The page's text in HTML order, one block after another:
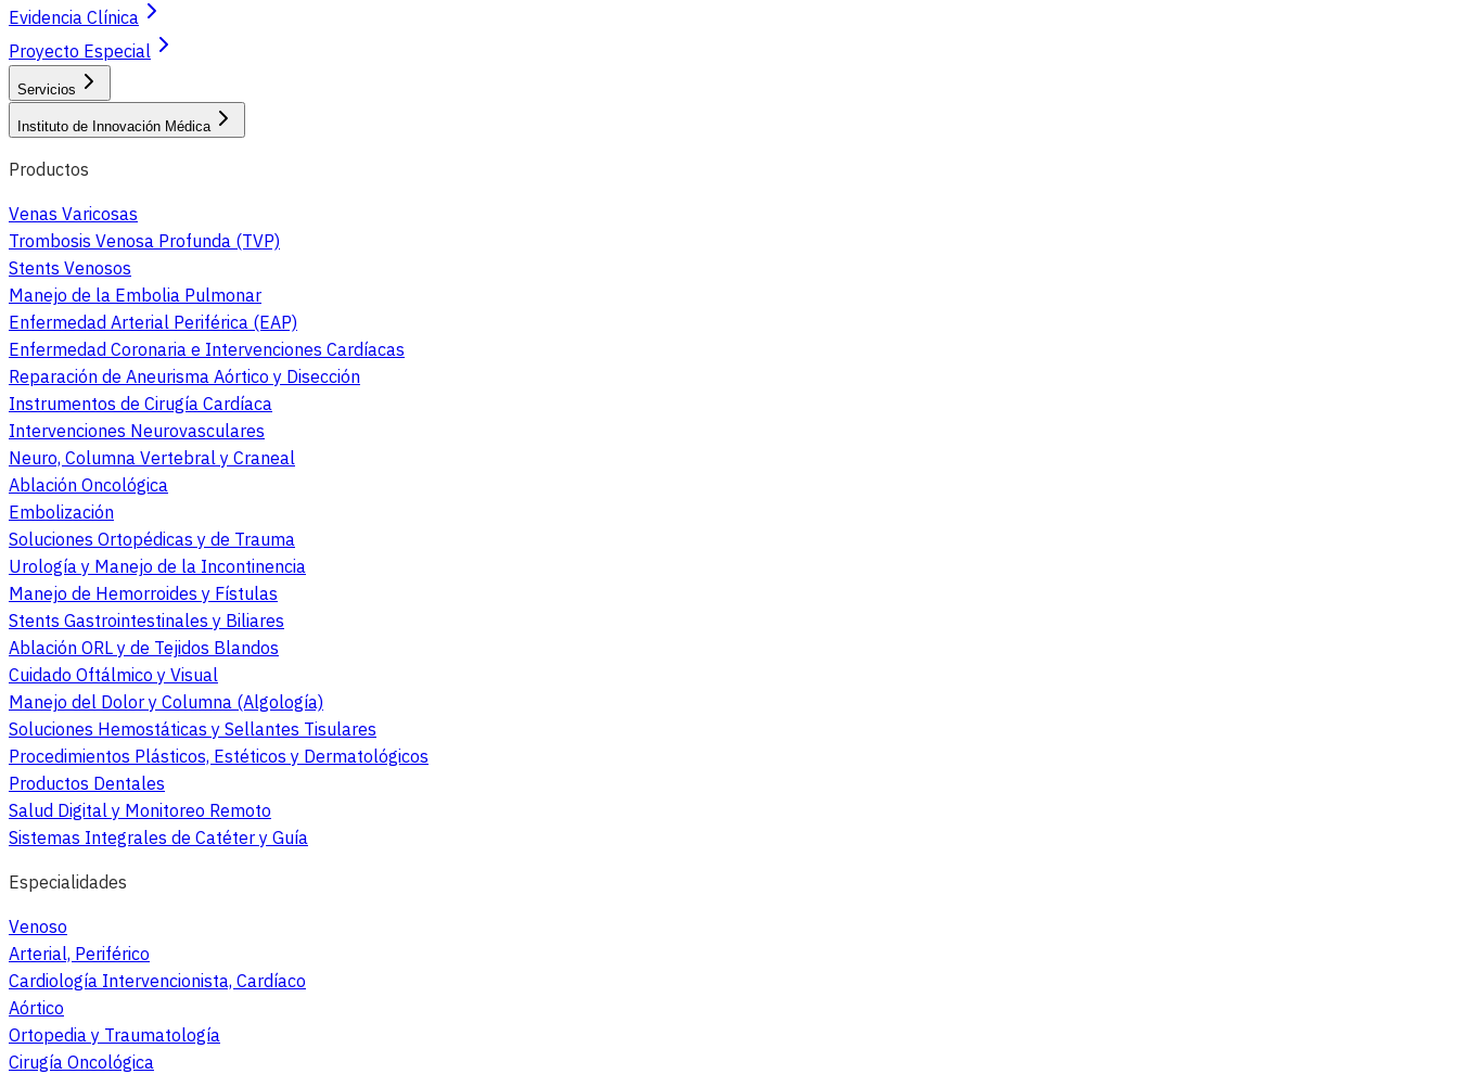
Evidencia Clínica
Proyecto Especial
Servicios
Instituto de Innovación Médica
Productos
Venas Varicosas
Trombosis Venosa Profunda (TVP)
Stents Venosos
Manejo de la Embolia Pulmonar
Enfermedad Arterial Periférica (EAP)
Enfermedad Coronaria e Intervenciones Cardíacas
Reparación de Aneurisma Aórtico y Disección
Instrumentos de Cirugía Cardíaca
Intervenciones Neurovasculares
Neuro, Columna Vertebral y Craneal
Ablación Oncológica
Embolización
Soluciones Ortopédicas y de Trauma
Urología y Manejo de la Incontinencia
Manejo de Hemorroides y Fístulas
Stents Gastrointestinales y Biliares
Ablación ORL y de Tejidos Blandos
Cuidado Oftálmico y Visual
Manejo del Dolor y Columna (Algología)
Soluciones Hemostáticas y Sellantes Tisulares
Procedimientos Plásticos, Estéticos y Dermatológicos
Productos Dentales
Salud Digital y Monitoreo Remoto
Sistemas Integrales de Catéter y Guía
Especialidades
Venoso
Arterial, Periférico
Cardiología Intervencionista, Cardíaco
Aórtico
Ortopedia y Traumatología
Cirugía Oncológica